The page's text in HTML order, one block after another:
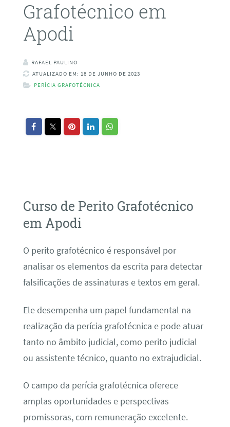
Grafotécnico em
Apodi
RAFAEL PAULINO
ATUALIZADO EM: 18 DE JUNHO DE 2023
PERÍCIA GRAFOTÉCNICA
Curso de Perito Grafotécnico
em Apodi
O perito grafotécnico é responsável por
analisar os elementos da escrita para detectar
falsificações de assinaturas e textos em geral.
Ele desempenha um papel fundamental na
realização da perícia grafotécnica e pode atuar
tanto no âmbito judicial, como perito judicial
ou assistente técnico, quanto no extrajudicial.
O campo da perícia grafotécnica oferece
amplas oportunidades e perspectivas
promissoras, com remuneração excelente.